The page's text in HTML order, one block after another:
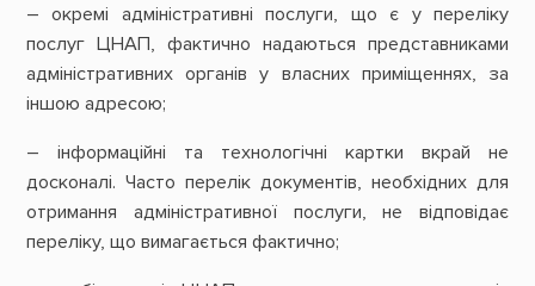
– окремі адміністративні послуги, що є у переліку
послуг ЦНАП, фактично надаються представниками
адміністративних органів у власних приміщеннях, за
іншою адресою;
– інформаційні та технологічні картки вкрай не
досконалі. Часто перелік документів, необхідних для
отримання адміністративної послуги, не відповідає
переліку, що вимагається фактично;